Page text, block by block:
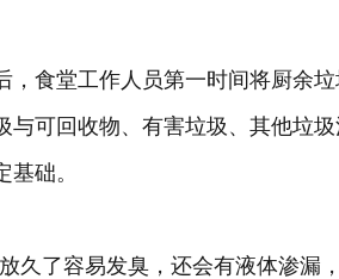
，食堂工作人员第一时间将厨余
与可回收物、有害垃圾、其他垃
基础。
久了容易发臭，还会有液体渗漏